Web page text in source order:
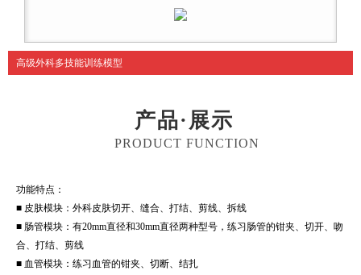
高级外科多技能训练模型
产品·展示
PRODUCT FUNCTION
功能特点：
■ 皮肤模块：外科皮肤切开、缝合、打结、剪线、拆线
■ 肠管模块：有20mm直径和30mm直径两种型号，练习肠管的钳夹、切开、吻
合、打结、剪线
■ 血管模块：练习血管的钳夹、切断、结扎